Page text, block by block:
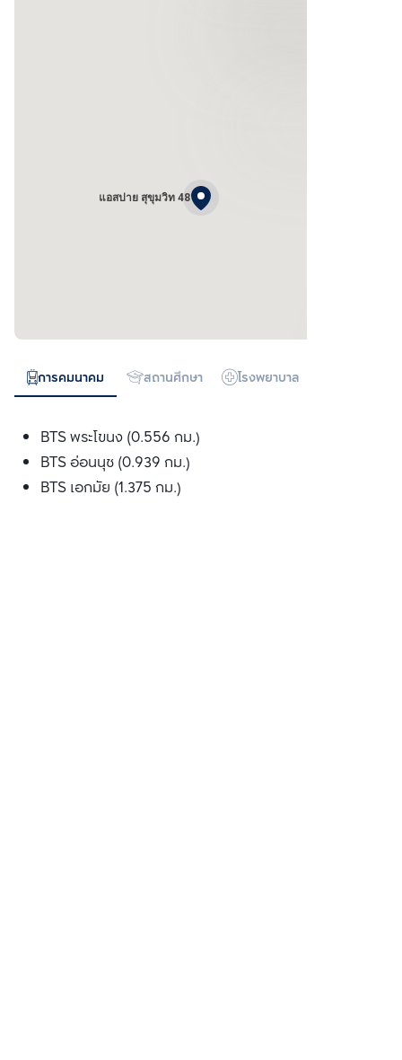
แอสปาย สุขุมวิท 48
การคมนาคม สถานศึกษา โรงพยาบาล
BTS พระโขนง (0.556 กม.)
BTS อ่อนนุช (0.939 กม.)
BTS เอกมัย (1.375 กม.)